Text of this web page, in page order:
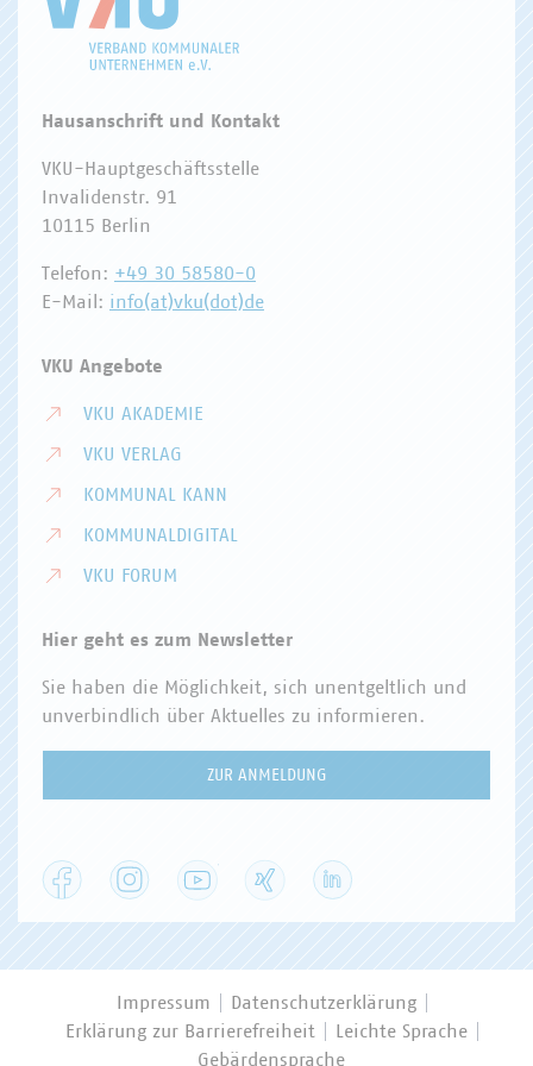
Hausanschrift und Kontakt
VKU-Hauptgeschäftsstelle
Invalidenstr. 91
10115 Berlin
Telefon: +49 30 58580-0
E-Mail: info(at)vku(dot)de
VKU Angebote
VKU AKADEMIE
VKU VERLAG
KOMMUNAL KANN
KOMMUNALDIGITAL
VKU FORUM
Hier geht es zum Newsletter
Sie haben die Möglichkeit, sich unentgeltlich und
unverbindlich über Aktuelles zu informieren.
ZUR ANMELDUNG
Facebook Instagram YouTube
Impressum
Datenschutzerklärung
Erklärung zur Barrierefreiheit
Leichte Sprache
Gebärdensprache